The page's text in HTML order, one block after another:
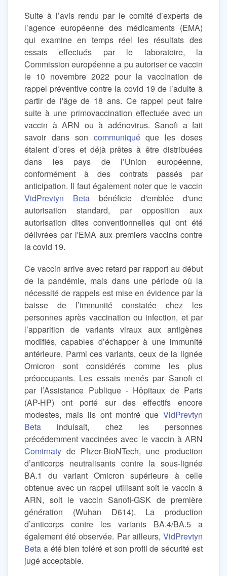
Suite à l’avis rendu par le comité d’experts de
l’agence européenne des médicaments (EMA)
qui examine en temps réel les résultats des
essais effectués par le laboratoire, la
Commission européenne a pu autoriser ce vaccin
le 10 novembre 2022 pour la vaccination de
rappel préventive contre la covid 19 de l’adulte à
partir de l'âge de 18 ans. Ce rappel peut faire
suite à une primovaccination effectuée avec un
vaccin à ARN ou à adénovirus. Sanofi a fait
savoir dans son communiquéque les doses
étaient d’ores et déjà prêtes à être distribuées
dans les pays de l’Union européenne,
conformément à des contrats passés par
anticipation. Il faut également noter que le vaccin
VidPrevtyn Beta bénéficie d'emblée d'une
autorisation standard, par opposition aux
autorisation dites conventionnelles qui ont été
délivrées par l'EMA aux premiers vaccins contre
la covid 19.
Ce vaccin arrive avec retard par rapport au début
de la pandémie, mais dans une période où la
nécessité de rappels est mise en évidence par la
baisse de l’immunité constatée chez les
personnes après vaccination ou infection, et par
l’apparition de variants viraux aux antigènes
modifiés, capables d’échapper à une immunité
antérieure. Parmi ces variants, ceux de la lignée
Omicron sont considérés comme les plus
préoccupants. Les essais menés par Sanofi et
par l’Assistance Publique - Hôpitaux de Paris
(AP-HP) ont porté sur des effectifs encore
modestes, mais ils ont montré que VidPrevtyn
Beta induisait, chez les personnes
précédemment vaccinées avec le vaccin à ARN
Comirnaty de Pfizer-BioNTech, une production
d’anticorps neutralisants contre la sous-lignée
BA.1 du variant Omicron supérieure à celle
obtenue avec un rappel utilisant soit le vaccin à
ARN, soit le vaccin Sanofi-GSK de première
génération (Wuhan D614). La production
d’anticorps contre les variants BA.4/BA.5 a
également été observée. Par ailleurs, VidPrevtyn
Beta a été bien toléré et son profil de sécurité est
jugé acceptable.